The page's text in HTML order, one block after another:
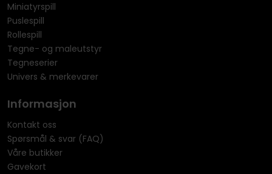
Miniatyrspill
Puslespill
Rollespill
Tegne- og maleutstyr
Tegneserier
Univers & merkevarer
Informasjon
Kontakt oss
Spørsmål & svar (FAQ)
Våre butikker
Gavekort